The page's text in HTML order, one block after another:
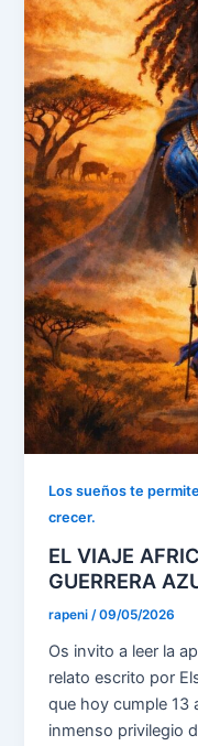
Los sueños te
crecer.
EL VIAJE
GUERRERA
rapeni/09/05/2026
Os invito a leer la
relato escrito por
que hoy cumple 13
inmenso privilegio